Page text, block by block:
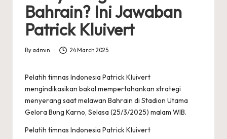
Bahrain? Ini Jawaban
Patrick Kluivert
Posted
By admin 24 March 2025
Pelatih timnas Indonesia Patrick Kluivert
mengindikasikan bakal mempertahankan strategi
menyerang saat melawan Bahrain di Stadion Utama
Gelora Bung Karno, Selasa (25/3/2025) malam WIB.
Pelatih timnas Indonesia Patrick Kluivert